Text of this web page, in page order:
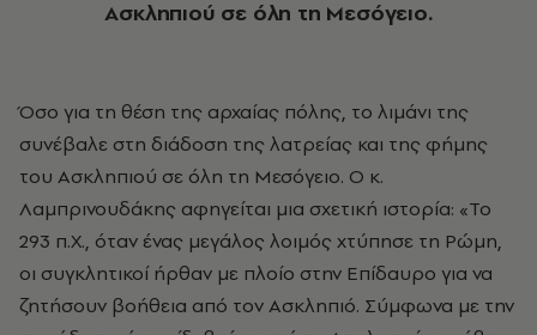
Ασκληπιού σε όλη τη Μεσόγειο.
Όσο για τη θέση της αρχαίας πόλης, το λιμάνι της
συνέβαλε στη διάδοση της λατρείας και της φήμης
του Ασκληπιού σε όλη τη Μεσόγειο. Ο κ.
Λαμπρινουδάκης αφηγείται μια σχετική ιστορία: «Το
293 π.Χ., όταν ένας μεγάλος λοιμός χτύπησε τη Ρώμη,
οι συγκλητικοί ήρθαν με πλοίο στην Επίδαυρο για να
ζητήσουν βοήθεια από τον Ασκληπιό. Σύμφωνα με την